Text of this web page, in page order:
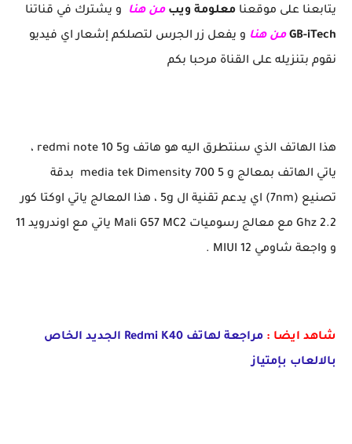
يتابعنا على موقعنا معلومة ويبمن هنا
و يشترك في قناتنا
GB-iTech من هنا و يفعل زر الجرس لتصلكم إشعار اي فيديو
نقوم بتنزيله على القناة مرحبا بكم
هذا الهاتف الذي سنتطرق اليه هو هاتف redmi note 10 5g ،
ياتي الهاتف بمعالج media tek Dimensity 700 5 g بدقة
تصنيع (7nm) اي يدعم تقنية ال 5g ، هذا المعالج ياتي اوكتا كور
2.2 Ghz مع معالج رسوميات Mali G57 MC2 ياتي مع اوندرويد 11
و واجعة شاومي MIUI 12 .
شاهد ايضا :
مراجعة لهاتف Redmi K40 الجديد الخاص
بالالعاب بإمتياز